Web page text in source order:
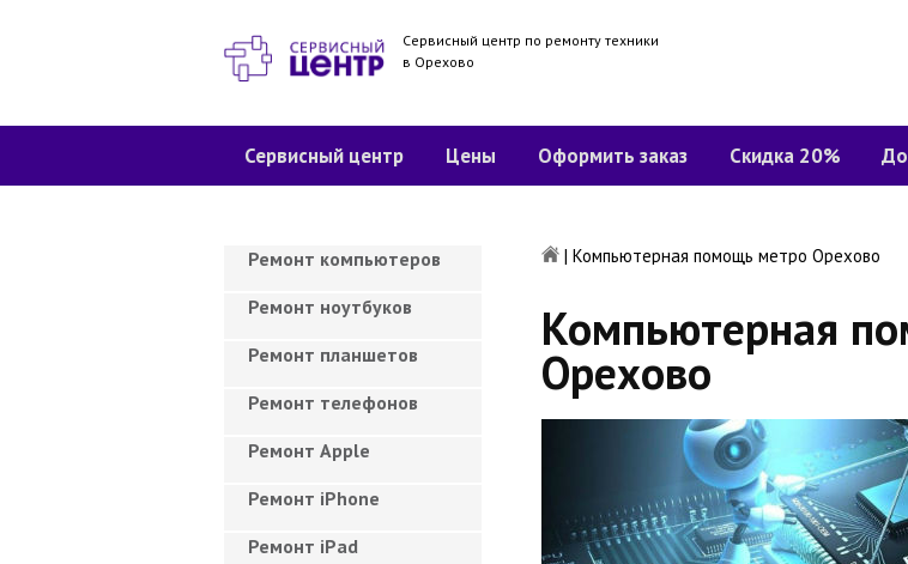
Сервисный центр по ремонту техники
в Орехово
Сервисный центр Цены Оформить заказ Скидка 20%
| Компьютерная помощь метро Орехово
Компьютерная
Орехово
Ремонт компьютеров
Ремонт ноутбуков
Ремонт планшетов
Ремонт телефонов
Ремонт Apple
Ремонт iPhone
Ремонт iPad